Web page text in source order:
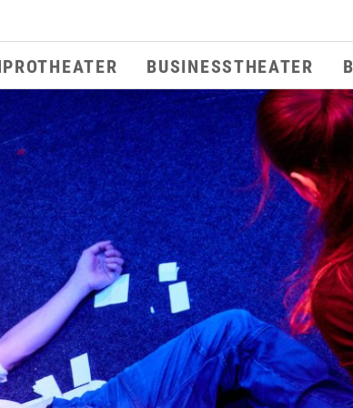
BUSINESSTHEATER